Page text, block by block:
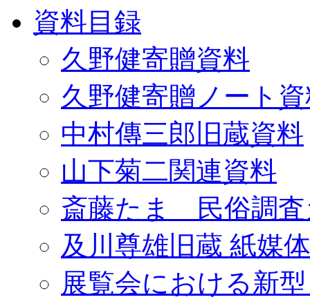
資料目録
久野健寄贈資料
久野健寄贈ノート
中村傳三郎旧蔵資料
山下菊二関連資料
斎藤たま 民俗調査
及川尊雄旧蔵 紙媒
展覧会における新